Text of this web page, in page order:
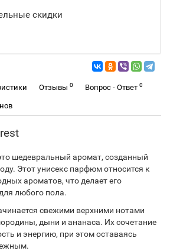
скидки
Отзывы 0 Вопрос - Ответ 0
шедевральный аромат, созданный
Этот унисекс парфюм относится к
ароматов, что делает его
любого пола.
свежими верхними нотами
дыни и ананаса. Их сочетание
и энергию, при этом оставаясь